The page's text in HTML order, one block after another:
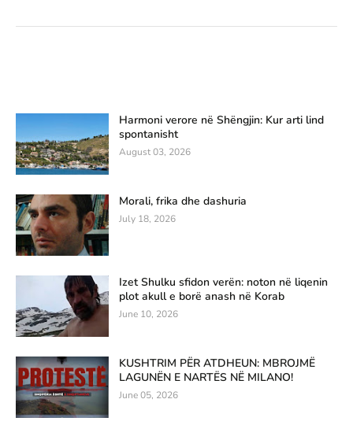
Harmoni verore në Shëngjin: Kur arti lind
spontanisht
August 03, 2026
Morali, frika dhe dashuria
July 18, 2026
Izet Shulku sfidon verën: noton në liqenin
plot akull e borë anash në Korab
June 10, 2026
KUSHTRIM PËR ATDHEUN: MBROJMË
LAGUNËN E NARTËS NË MILANO!
June 05, 2026